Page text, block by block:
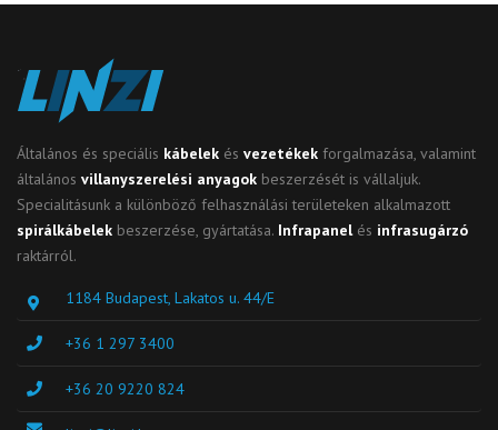
Általános és speciális kábelek és vezetékek forgalmazása, valamint
általános villanyszerelési anyagok beszerzését is vállaljuk.
Specialitásunk a különböző felhasználási területeken alkalmazott
spirálkábelek beszerzése, gyártatása. Infrapanel és infrasugárzó
raktárról.
1184 Budapest, Lakatos u. 44/E
+36 1 297 3400
+36 20 9220 824